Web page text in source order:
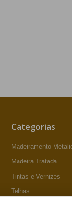
Categorias
Madeiramento
Madeira Tratada
Tintas e Vernizes
Telhas